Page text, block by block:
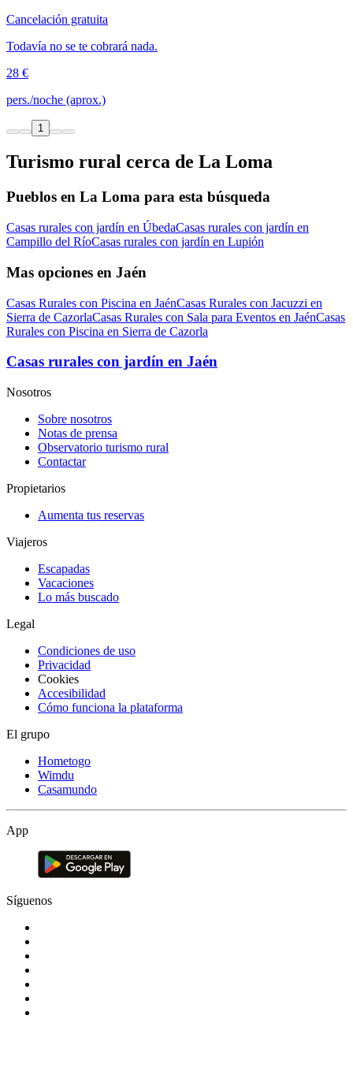
Cancelación gratuita
Todavía no se te cobrará nada.
28 €
pers./noche (aprox.)
1
Turismo rural cerca de La Loma
Pueblos en La Loma para esta búsqueda
Casas rurales con jardín en ÚbedaCasas rurales con jardín en
Campillo del RíoCasas rurales con jardín en Lupión
Mas opciones en Jaén
Casas Rurales con Piscina en JaénCasas Rurales con Jacuzzi en
Sierra de CazorlaCasas Rurales con Sala para Eventos en JaénCasas
Rurales con Piscina en Sierra de Cazorla
Casas rurales con jardín en Jaén
Nosotros
Sobre nosotros
Notas de prensa
Observatorio turismo rural
Contactar
Propietarios
Aumenta tus reservas
Viajeros
Escapadas
Vacaciones
Lo más buscado
Legal
Condiciones de uso
Privacidad
Cookies
Accesibilidad
Cómo funciona la plataforma
El grupo
Hometogo
Wimdu
Casamundo
App
Síguenos